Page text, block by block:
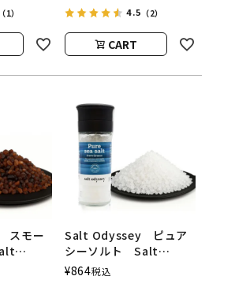
（1） 4.5 （2）
CART
スモー
オデ
Salt Odyssey ピュア
シーソルト Salt
Odyssey（ソルトオデ
¥864税込